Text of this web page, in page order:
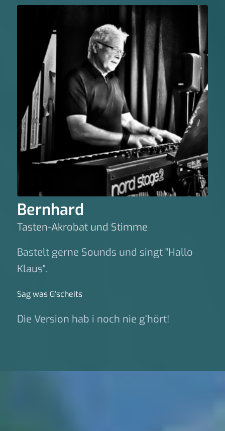
Bernhard
Tasten-Akrobat und Stimme
Bastelt gerne Sounds und singt "Hallo
Klaus".
Sag was G‘scheits
Die Version hab i noch nie g’hört!